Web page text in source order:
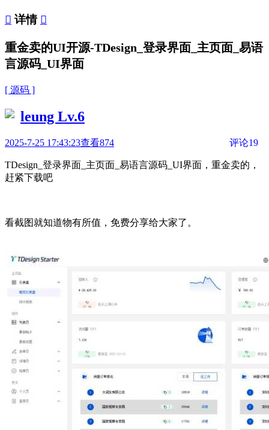
 详情 
重金卖的UI开源-TDesign_登录界面_主页面_易语
言源码_UI界面
[ 源码 ]
leung Lv.6
2025-7-25 17:43:23查看874 评论19
TDesign_登录界面_主页面_易语言源码_UI界面，重金卖的，
赶紧下载吧
看截图就知道物有所值，免费分享给大家了。